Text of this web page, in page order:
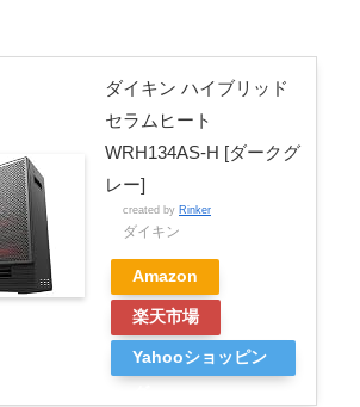
ダイキン ハイブリッド
セラムヒート
WRH134AS-H [ダークグ
レー]
created by Rinker
ダイキン
Amazon
楽天市場
Yahooショッピン